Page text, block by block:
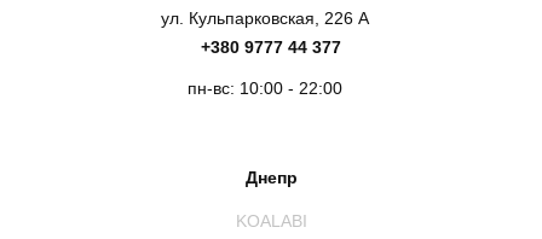
ул. Кульпарковская, 226 А
+380 9777 44 377
пн-вс: 10:00 - 22:00
Днепр
KOALABI